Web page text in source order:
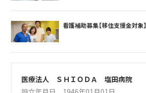
看護補助募集【移住支援金対象】
医療法人 ＳＨＩＯＤＡ 塩田病院